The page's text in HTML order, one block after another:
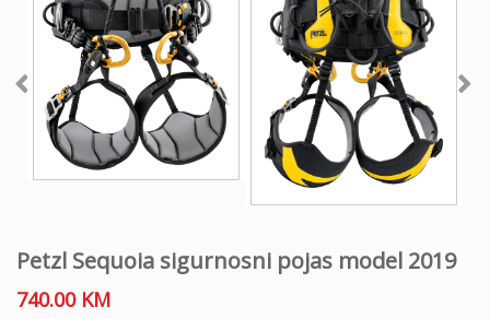
Petzl Sequoia sigurnosni pojas model 2019
740.00 KM